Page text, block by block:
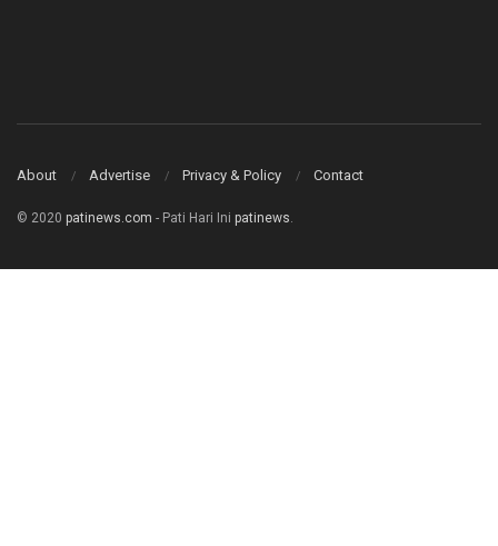
About Advertise Privacy & Policy Contact
© 2020 patinews.com - Pati Hari Ini patinews